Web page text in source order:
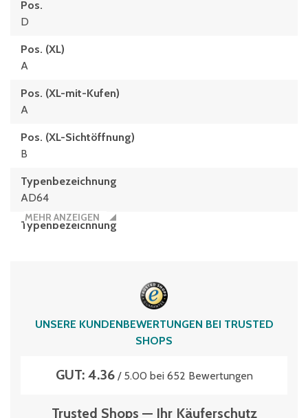
Pos.
D
Pos. (XL)
A
Pos. (XL-mit-Kufen)
A
Pos. (XL-Sichtöffnung)
B
Typenbezeichnung
AD64
Typen­be­zeich­nung
MEHR ANZEIGEN
UNSERE KUNDENBEWERTUNGEN BEI TRUSTED
SHOPS
GUT: 4.36/ 5.00 bei 652 Bewertungen
Trusted Shops — Ihr Käuferschutz